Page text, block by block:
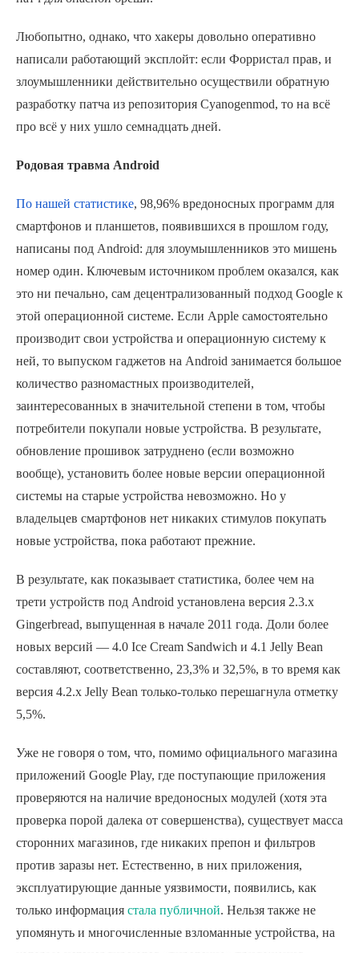
Любопытно, однако, что хакеры довольно оперативно
написали работающий эксплойт: если Форристал прав, и
злоумышленники действительно осуществили обратную
разработку патча из репозитория Cyanogenmod, то на всё
про всё у них ушло семнадцать дней.
Родовая травма Android
По нашей статистике, 98,96% вредоносных программ для
смартфонов и планшетов, появившихся в прошлом году,
написаны под Android: для злоумышленников это мишень
номер один. Ключевым источником проблем оказался, как
это ни печально, сам децентрализованный подход Google к
этой операционной системе. Если Apple самостоятельно
производит свои устройства и операционную систему к
ней, то выпуском гаджетов на Android занимается большое
количество разномастных производителей,
заинтересованных в значительной степени в том, чтобы
потребители покупали новые устройства. В результате,
обновление прошивок затруднено (если возможно
вообще), установить более новые версии операционной
системы на старые устройства невозможно. Но у
владельцев смартфонов нет никаких стимулов покупать
новые устройства, пока работают прежние.
В результате, как показывает статистика, более чем на
трети устройств под Android установлена версия 2.3.x
Gingerbread, выпущенная в начале 2011 года. Доли более
новых версий — 4.0 Ice Cream Sandwich и 4.1 Jelly Bean
составляют, соответственно, 23,3% и 32,5%, в то время как
версия 4.2.x Jelly Bean только-только перешагнула отметку
5,5%.
Уже не говоря о том, что, помимо официального магазина
приложений Google Play, где поступающие приложения
проверяются на наличие вредоносных модулей (хотя эта
проверка порой далека от совершенства), существует масса
сторонних магазинов, где никаких препон и фильтров
против заразы нет. Естественно, в них приложения,
эксплуатирующие данные уязвимости, появились, как
только информация стала публичной. Нельзя также не
упомянуть и многочисленные взломанные устройства, на